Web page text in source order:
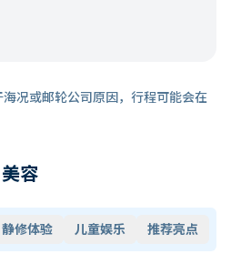
况或邮轮公司原因，行程可能会在
容
静修体验 儿童娱乐 推荐亮点